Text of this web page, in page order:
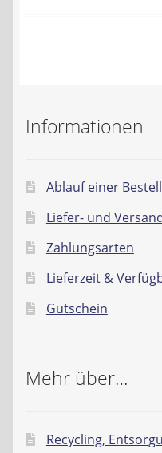
Datenschutzerklärung
Impressum
Informationen
Ablauf einer
Liefer- und
Zahlungsarten
Lieferzeit &
Gutschein
Mehr über…
Recycling,